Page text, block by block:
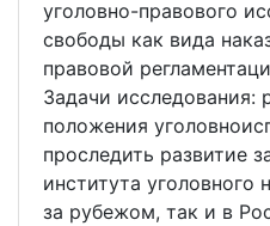
уголовно-правового
свободы как вида
правовой
Задачи исследования:
положения
проследить развитие
института уголовного
за рубежом, так и в